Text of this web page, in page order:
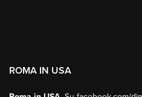
ROMA IN USA